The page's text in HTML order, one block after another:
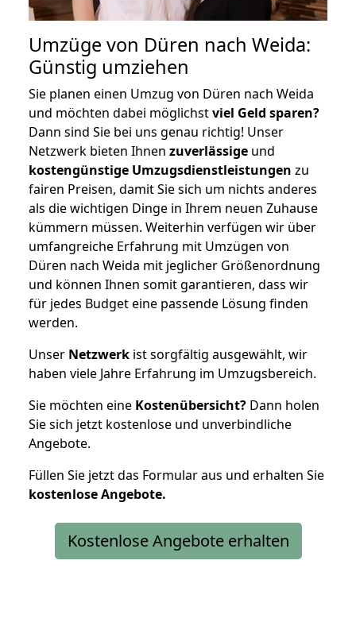
Umzüge von Düren nach Weida:
Günstig umziehen
Sie planen einen Umzug von Düren nach Weida
und möchten dabei möglichstviel Geld sparen?
Dann sind Sie bei uns genau richtig! Unser
Netzwerk bieten Ihnen zuverlässige und
kostengünstige Umzugsdienstleistungen zu
fairen Preisen, damit Sie sich um nichts anderes
als die wichtigen Dinge in Ihrem neuen Zuhause
kümmern müssen. Weiterhin verfügen wir über
umfangreiche Erfahrung mit Umzügen von
Düren nach Weida mit jeglicher Größenordnung
und können Ihnen somit garantieren, dass wir
für jedes Budget eine passende Lösung finden
werden.
Unser Netzwerk ist sorgfältig ausgewählt, wir
haben viele Jahre Erfahrung im Umzugsbereich.
Sie möchten eine Kostenübersicht? Dann holen
Sie sich jetzt kostenlose und unverbindliche
Angebote.
Füllen Sie jetzt das Formular aus und erhalten Sie
kostenloseAngebote.
Kostenlose Angebote erhalten